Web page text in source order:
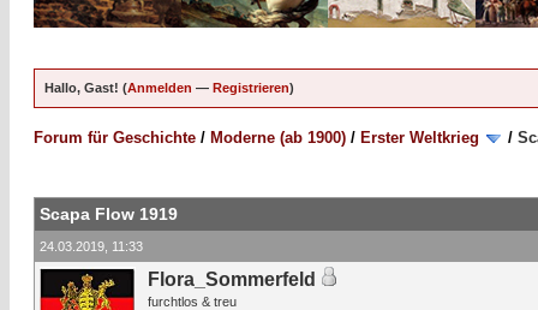
Hallo, Gast! (Anmelden — Registrieren)
Forum für Geschichte / Moderne (ab 1900) / Erster Weltkrieg /
Scapa Flow 1919
24.03.2019, 11:33
Flora_Sommerfeld
furchtlos & treu